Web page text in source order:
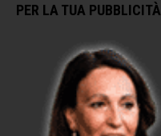
PER LA TUA PUBBLICITÀ